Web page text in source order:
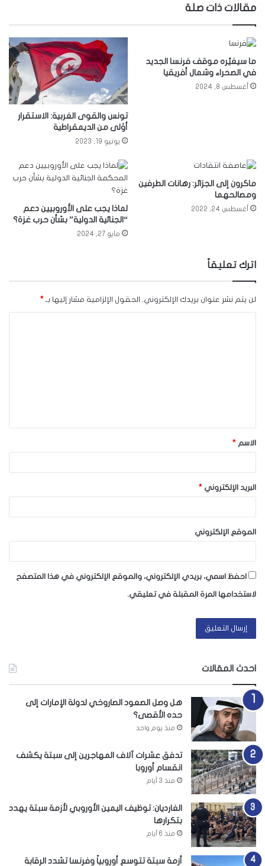
مقالات ذات صلة
ما سيغيّره موقف فرنسا الجديد
في الصحراء وشمال أفريقيا
أغسطس 8, 2024
تونس والقوى الغربية: الاستقرار
أوْلى من الديمقراطية
يونيو 19, 2023
ماكرون إلى الجزائر: رهانات الطرفين
ومصالحهما
أغسطس 24, 2022
لماذا يجب على الأوروبيين دعم
“الجنائية الدولية” بشأن حرب غزة؟
مايو 27, 2024
اترك تعليقاً
لن يتم نشر عنوان بريدك الإلكتروني. الحقول الإلزامية مشار إليها بـ *
ق
*الاسم *
البريد الإلكتروني *
الموقع الإلكتروني
احفظ اسمي، بريدي الإلكتروني، والموقع الإلكتروني في هذا المتصفح
لاستخدامها المرة المقبلة في تعليقي.
احدث المقالات
هل وصل الصعود الصاروخي لدولة الإمارات إلى
حده الأقصى؟
منذ يوم واحد
تدفق عشرات آلاف المهاجرين إلى سبتة يكشف
انقسام أوروبا
منذ 3 أيام
الغارديان: توظيف اليمين الأوروبي لأزمة سبتة يهدد
بتكرارها
منذ 6 أيام
أزمة سبتة تتوسع أوروبياً وفرنسا تشدد الرقابة